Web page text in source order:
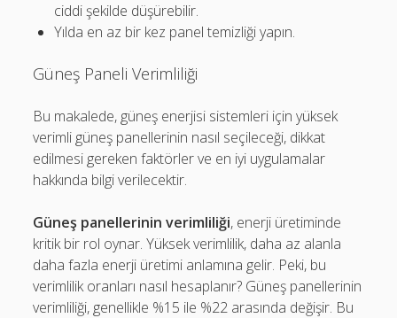
ciddi şekilde düşürebilir.
Yılda en az bir kez panel temizliği yapın.
Güneş Paneli Verimliliği
Bu makalede, güneş enerjisi sistemleri için yüksek
verimli güneş panellerinin nasıl seçileceği, dikkat
edilmesi gereken faktörler ve en iyi uygulamalar
hakkında bilgi verilecektir.
Güneş panellerinin verimliliği, enerji üretiminde
kritik bir rol oynar. Yüksek verimlilik, daha az alanla
daha fazla enerji üretimi anlamına gelir. Peki, bu
verimlilik oranları nasıl hesaplanır? Güneş panellerinin
verimliliği, genellikle %15 ile %22 arasında değişir. Bu